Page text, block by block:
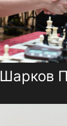
Шарков